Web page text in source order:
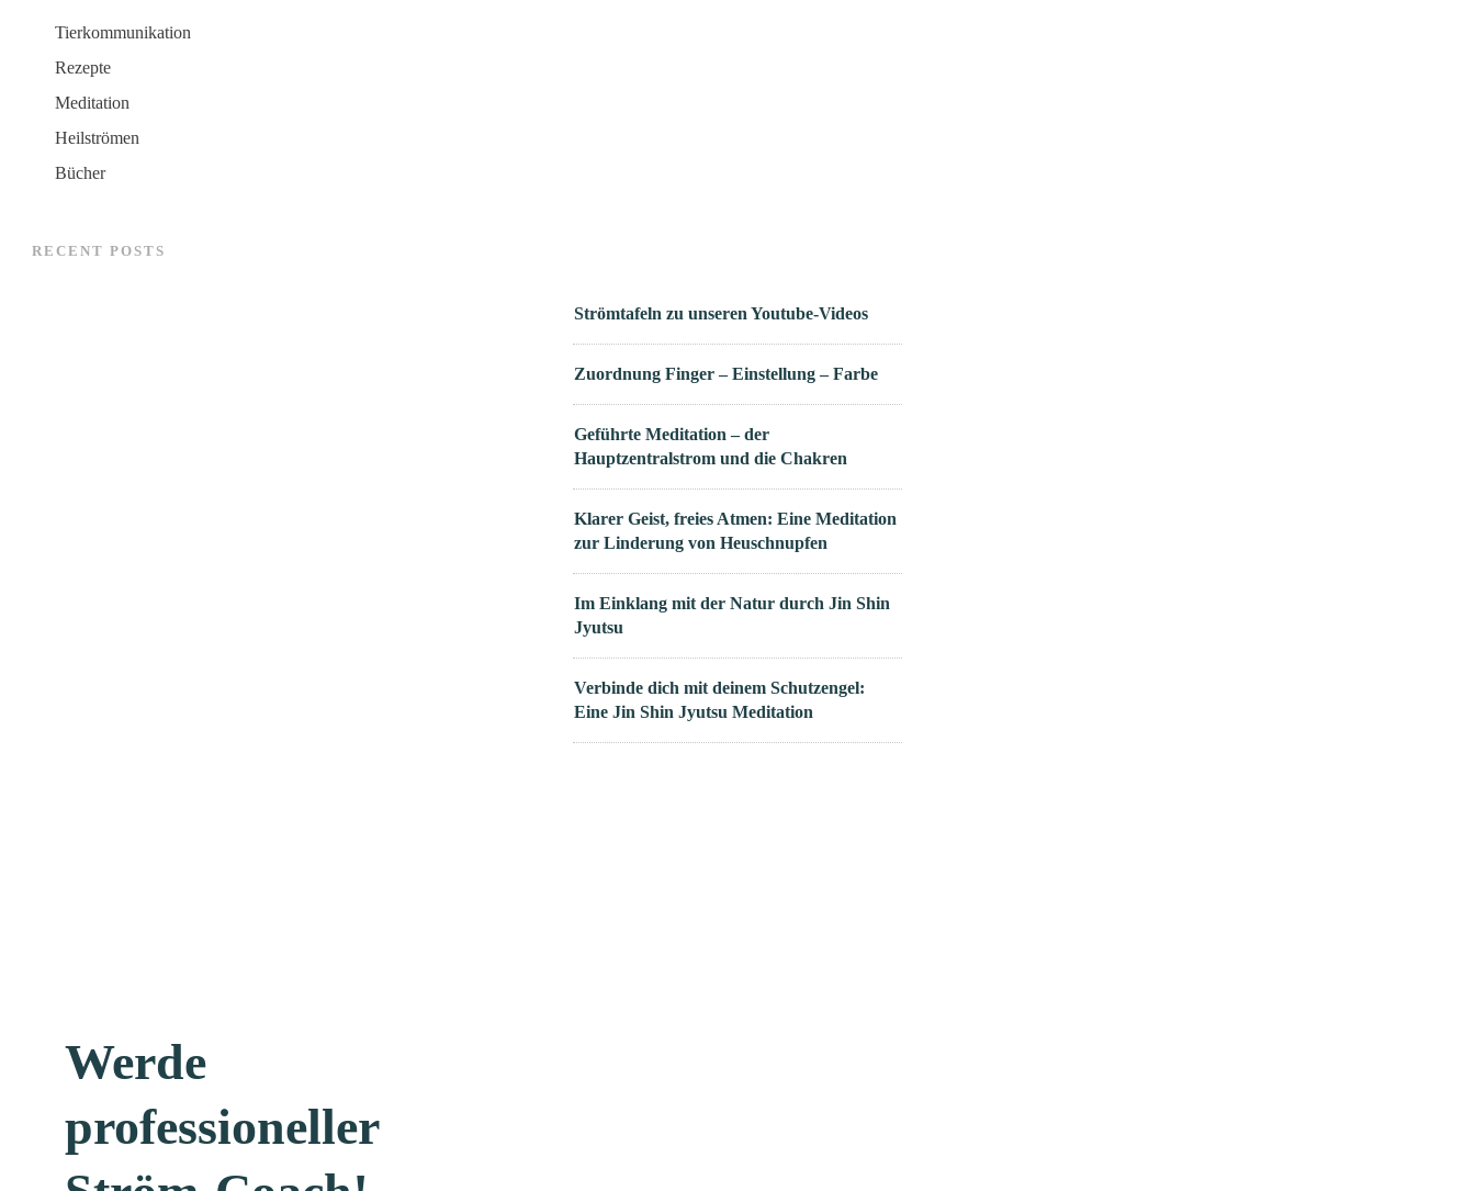
Tierkommunikation
Rezepte
Meditation
Heilströmen
Bücher
RECENT POSTS
Strömtafeln zu unseren Youtube-Videos
Zuordnung Finger – Einstellung – Farbe
Geführte Meditation – der
Hauptzentralstrom und die Chakren
Klarer Geist, freies Atmen: Eine Meditation
zur Linderung von Heuschnupfen
Im Einklang mit der Natur durch Jin Shin
Jyutsu
Verbinde dich mit deinem Schutzengel:
Eine Jin Shin Jyutsu Meditation
Werde
professioneller